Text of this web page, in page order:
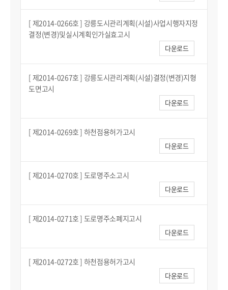
[ 제2014-0266호 ] 강릉도시관리계획(시설)사업시행자지정
결정(변경)및실시계획인가실효고시
다운로드
[ 제2014-0267호 ] 강릉도시관리계획(시설)결정(변경)지형
도면고시
다운로드
[ 제2014-0269호 ] 하천점용허가고시
다운로드
[ 제2014-0270호 ] 도로명주소고시
다운로드
[ 제2014-0271호 ] 도로명주소폐지고시
다운로드
[ 제2014-0272호 ] 하천점용허가고시
다운로드